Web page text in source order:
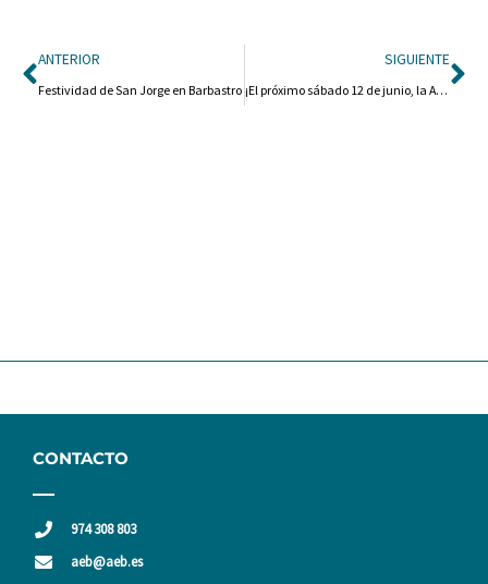
Ant
ANTERIOR
Festividad de San Jorge en Barbastro
SIGUIENTE
¡El próximo sábado 12 de junio, la APP SOMOOS, regala el 20% suplementario, en las 50 primeras compras del día a través de la aplicación!
CONTACTO
974 308 803
aeb@aeb.es